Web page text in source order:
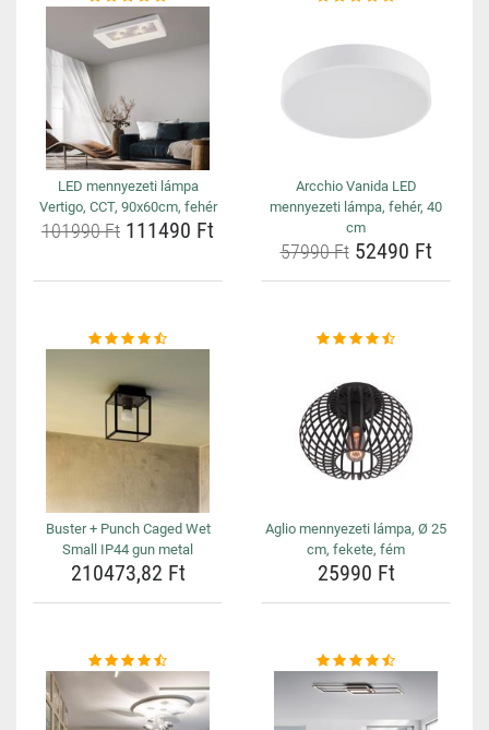
LED mennyezeti lámpa
Vertigo, CCT, 90x60cm, fehér
101990 Ft 111490 Ft
Arcchio Vanida LED
mennyezeti lámpa, fehér, 40
cm
57990 Ft52490 Ft
Buster + Punch Caged Wet
Small IP44 gun metal
210473,82 Ft
Aglio mennyezeti lámpa, Ø 25
cm, fekete, fém
25990 Ft